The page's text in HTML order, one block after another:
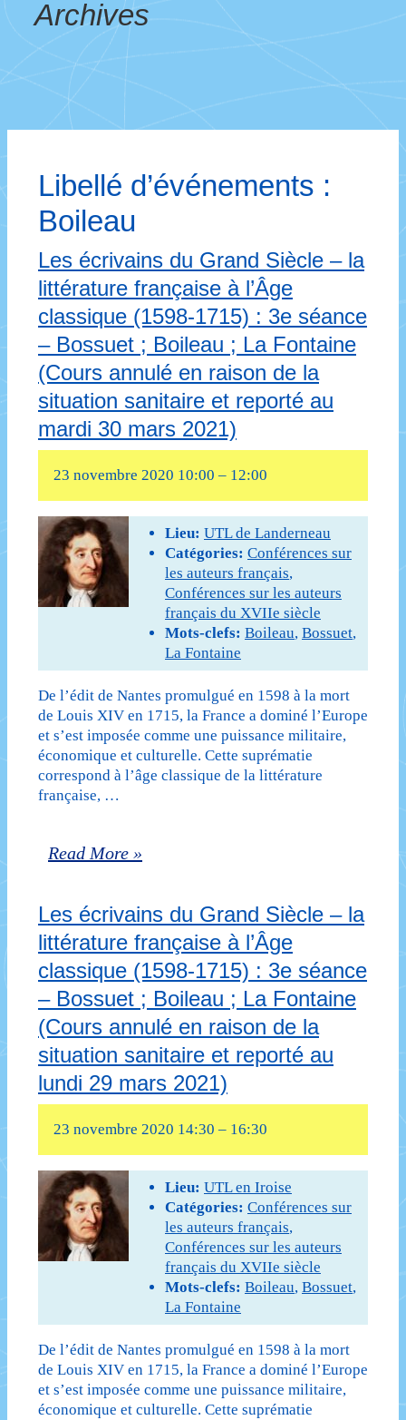
Archives
Libellé d’événements :
Boileau
Les écrivains du Grand Siècle – la
littérature française à l’Âge
classique (1598-1715) : 3e séance
– Bossuet ; Boileau ; La Fontaine
(Cours annulé en raison de la
situation sanitaire et reporté au
mardi 30 mars 2021)
23 novembre 2020 10:00 – 12:00
Lieu: UTL de Landerneau
Catégories: Conférences sur
les auteurs français,
Conférences sur les auteurs
français du XVIIe siècle
Mots-clefs: Boileau, Bossuet,
La Fontaine
De l’édit de Nantes promulgué en 1598 à la mort
de Louis XIV en 1715, la France a dominé l’Europe
et s’est imposée comme une puissance militaire,
économique et culturelle. Cette suprématie
correspond à l’âge classique de la littérature
française, …
Les
du
Grand
Siècle
–
la
littérature
l’Âge
classique
(1598-
3e
séance
–
Read More »
Les écrivains du Grand Siècle – la
littérature française à l’Âge
classique (1598-1715) : 3e séance
– Bossuet ; Boileau ; La Fontaine
(Cours annulé en raison de la
situation sanitaire et reporté au
lundi 29 mars 2021)
23 novembre 2020 14:30 – 16:30
Lieu: UTL en Iroise
Catégories: Conférences sur
les auteurs français,
Conférences sur les auteurs
français du XVIIe siècle
Mots-clefs: Boileau, Bossuet,
La Fontaine
De l’édit de Nantes promulgué en 1598 à la mort
de Louis XIV en 1715, la France a dominé l’Europe
et s’est imposée comme une puissance militaire,
économique et culturelle. Cette suprématie